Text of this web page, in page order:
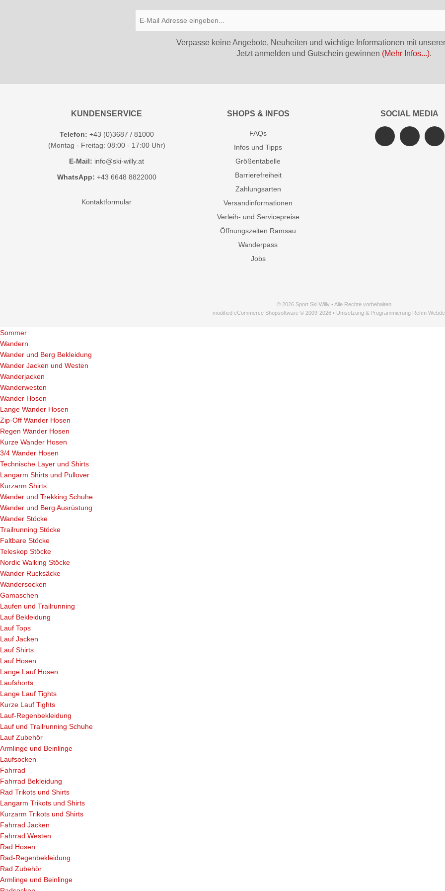
Verpasse keine Angebote, Neuheiten und wichtige Informationen mit
Jetzt anmelden und Gutschein gewinnen (Mehr Infos...).
KUNDENSERVICE
Telefon: +43 (0)3687 / 81000
(Montag - Freitag: 08:00 - 17:00 Uhr)
E-Mail: info@ski-willy.at
WhatsApp: +43 6648 8822000
Kontaktformular
SHOPS & INFOS
FAQs
Infos und Tipps
Größentabelle
Barrierefreiheit
Zahlungsarten
Versandinformationen
Verleih- und Servicepreise
Öffnungszeiten Ramsau
Wanderpass
Jobs
SOCIAL MEDIA
© 2026 Sport Ski Willy • Alle Rechte vorbehalten
modified eCommerce Shopsoftware © 2009-2026 • Umsetzung & Programmierung Rehm
Sommer
Wandern
Wander und Berg Bekleidung
Wander Jacken und Westen
Wanderjacken
Wanderwesten
Wander Hosen
Lange Wander Hosen
Zip-Off Wander Hosen
Regen Wander Hosen
Kurze Wander Hosen
3/4 Wander Hosen
Technische Layer und Shirts
Langarm Shirts und Pullover
Kurzarm Shirts
Wander und Trekking Schuhe
Wander und Berg Ausrüstung
Wander Stöcke
Trailrunning Stöcke
Faltbare Stöcke
Teleskop Stöcke
Nordic Walking Stöcke
Wander Rucksäcke
Wandersocken
Gamaschen
Laufen und Trailrunning
Lauf Bekleidung
Lauf Tops
Lauf Jacken
Lauf Shirts
Lauf Hosen
Lange Lauf Hosen
Laufshorts
Lange Lauf Tights
Kurze Lauf Tights
Lauf-Regenbekleidung
Lauf und Trailrunning Schuhe
Lauf Zubehör
Armlinge und Beinlinge
Laufsocken
Fahrrad
Fahrrad Bekleidung
Rad Trikots und Shirts
Langarm Trikots und Shirts
Kurzarm Trikots und Shirts
Fahrrad Jacken
Fahrrad Westen
Rad Hosen
Rad-Regenbekleidung
Rad Zubehör
Armlinge und Beinlinge